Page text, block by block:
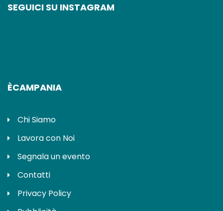
SEGUICI SU INSTAGRAM
ÈCAMPANIA
Chi Siamo
Lavora con Noi
Segnala un evento
Contatti
Privacy Policy